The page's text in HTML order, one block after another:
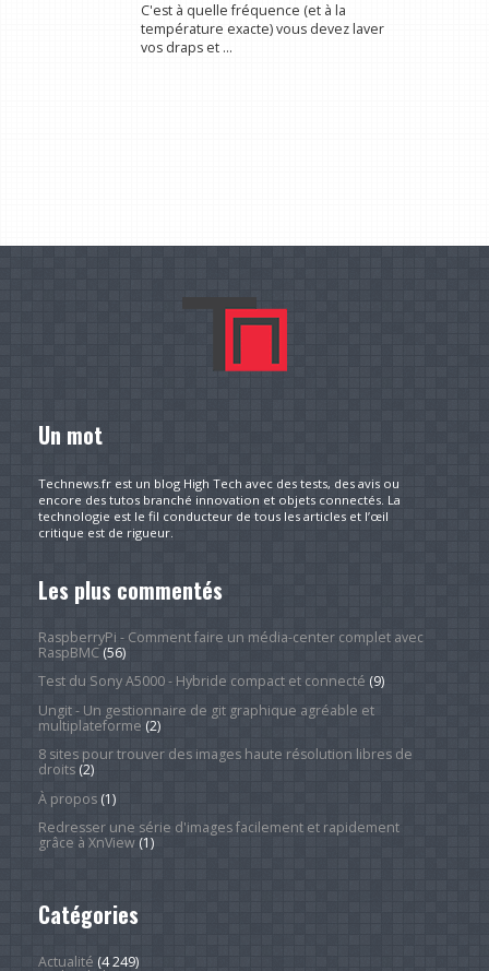
C'est à quelle fréquence (et à la
température exacte) vous devez laver
vos draps et ...
Un mot
Technews.fr est un blog High Tech avec des tests, des avis ou
encore des tutos branché innovation et objets connectés. La
technologie est le fil conducteur de tous les articles et l’œil
critique est de rigueur.
Les plus commentés
RaspberryPi - Comment faire un média-center complet avec
RaspBMC(56)
Test du Sony A5000 - Hybride compact et connecté (9)
Ungit - Un gestionnaire de git graphique agréable et
multiplateforme (2)
8 sites pour trouver des images haute résolution libres de
droits(2)
À propos(1)
Redresser une série d'images facilement et rapidement
grâce à XnView(1)
Catégories
Actualité (4 249)